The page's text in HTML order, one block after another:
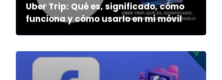
Uber Trip: Qué es, significado, cómo
funciona y cómo usarlo en mi móvil